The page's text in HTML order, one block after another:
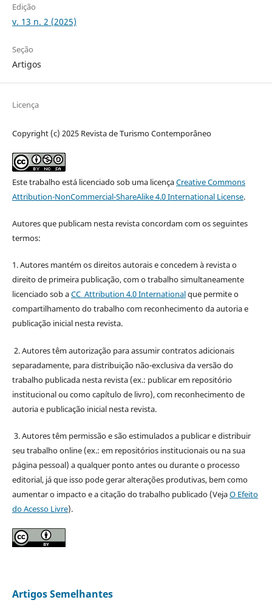
Edição
v. 13 n. 2 (2025)
Seção
Artigos
Licença
Copyright (c) 2025 Revista de Turismo Contemporâneo
Este trabalho está licenciado sob uma licençaCreative Commons
Attribution-NonCommercial-ShareAlike 4.0 International License.
Autores que publicam nesta revista concordam com os seguintes
termos:
1. Autores mantém os direitos autorais e concedem à revista o
direito de primeira publicação, com o trabalho simultaneamente
licenciado sob aCC Attribution 4.0 Internationalque permite o
compartilhamento do trabalho com reconhecimento da autoria e
publicação inicial nesta revista.
2. Autores têm autorização para assumir contratos adicionais
separadamente, para distribuição não-exclusiva da versão do
trabalho publicada nesta revista (ex.: publicar em repositório
institucional ou como capítulo de livro), com reconhecimento de
autoria e publicação inicial nesta revista.
3. Autores têm permissão e são estimulados a publicar e distribuir
seu trabalho online (ex.: em repositórios institucionais ou na sua
página pessoal) a qualquer ponto antes ou durante o processo
editorial, já que isso pode gerar alterações produtivas, bem como
aumentar o impacto e a citação do trabalho publicado (VejaO Efeito
do Acesso Livre).
Artigos Semelhantes